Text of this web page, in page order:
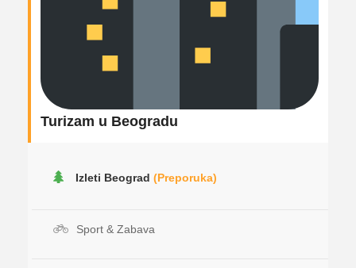
Turizam u Beogradu
Izleti Beograd (Preporuka)
Sport & Zabava